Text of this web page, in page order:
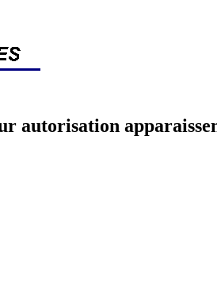
autorisation